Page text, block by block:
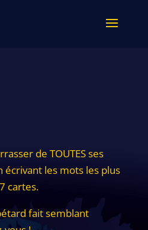
de TOUTES ses
les mots les plus
cartes.
fait semblant